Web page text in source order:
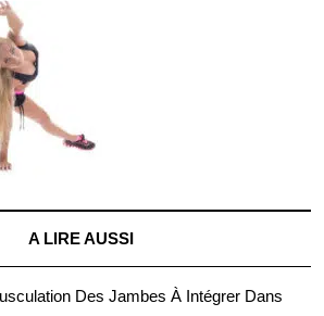
A LIRE AUSSI
Des Jambes À Intégrer Dans